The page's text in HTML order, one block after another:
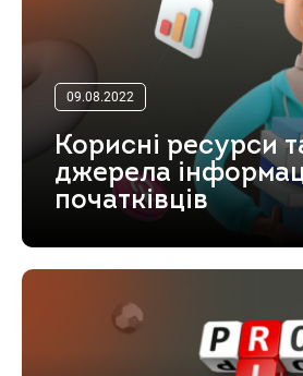
09.08.2022
Корисні ресурси
джерела
початківців